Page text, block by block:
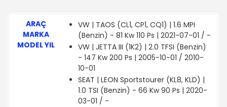
ARAÇ
MARKA
MODEL YIL
VW | TAOS (CL1, CP1, CQ1) | 1.6 MPI
(Benzin) - 81 Kw 110 Ps | 2021-07-01 / -
VW | JETTA III (1K2) | 2.0 TFSI (Benzin)
- 147 Kw 200 Ps | 2005-10-01 / 2010-
10-01
SEAT | LEON Sportstourer (KL8, KLD) |
1.0 TSI (Benzin) - 66 Kw 90 Ps | 2020-
03-01 / -